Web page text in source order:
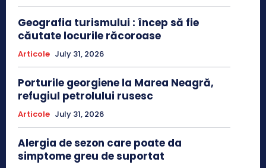
Geografia turismului : încep să fie
căutate locurile răcoroase
Articole July 31, 2026
Porturile georgiene la Marea Neagră,
refugiul petrolului rusesc
Articole July 31, 2026
Alergia de sezon care poate da
simptome greu de suportat